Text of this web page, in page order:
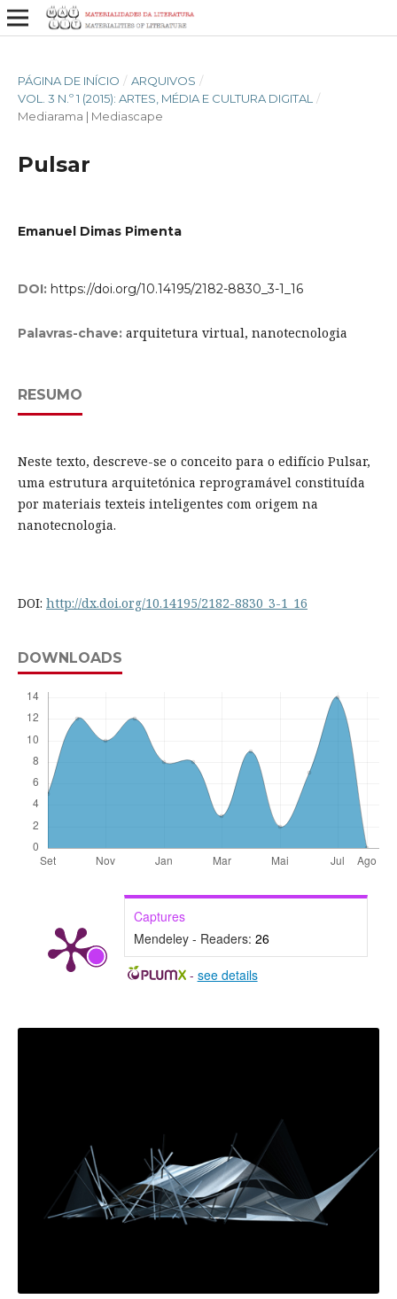
PÁGINA DE INÍCIO / ARQUIVOS /
VOL. 3 N.º 1 (2015): ARTES, MÉDIA E CULTURA DIGITAL
/
Mediarama | Mediascape
Pulsar
Emanuel Dimas Pimenta
DOI: https://doi.org/10.14195/2182-8830_3-1_16
Palavras-chave: arquitetura virtual, nanotecnologia
RESUMO
Neste texto, descreve-se o conceito para o edifício Pulsar,
uma estrutura arquitetónica reprogramável constituída
por materiais texteis inteligentes com origem na
nanotecnologia.
DOI: http://dx.doi.org/10.14195/2182-8830_3-1_16
DOWNLOADS
Captures
Mendeley - Readers: 26
- see details